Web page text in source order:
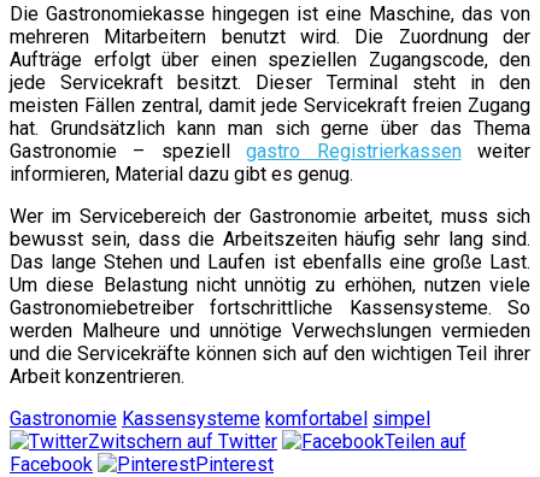
Die Gastronomiekasse hingegen ist eine Maschine, das von
mehreren Mitarbeitern benutzt wird. Die Zuordnung der
Aufträge erfolgt über einen speziellen Zugangscode, den
jede Servicekraft besitzt. Dieser Terminal steht in den
meisten Fällen zentral, damit jede Servicekraft freien Zugang
hat. Grundsätzlich kann man sich gerne über das Thema
Gastronomie – speziellgastro Registrierkassenweiter
informieren, Material dazu gibt es genug.
Wer im Servicebereich der Gastronomie arbeitet, muss sich
bewusst sein, dass die Arbeitszeiten häufig sehr lang sind.
Das lange Stehen und Laufen ist ebenfalls eine große Last.
Um diese Belastung nicht unnötig zu erhöhen, nutzen viele
Gastronomiebetreiber fortschrittliche Kassensysteme. So
werden Malheure und unnötige Verwechslungen vermieden
und die Servicekräfte können sich auf den wichtigen Teil ihrer
Arbeit konzentrieren.
Gastronomie Kassensysteme komfortabel simpel
Zwitschern auf Twitter
Teilen auf
Facebook
Pinterest